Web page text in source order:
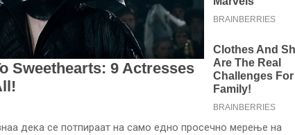
дека се потпираат на само едно просечно мерење на